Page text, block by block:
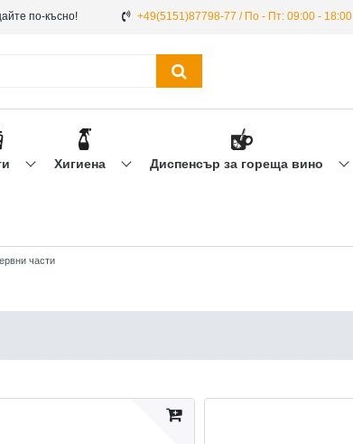
по-късно! +49(5151)87798-77 / По - Пт: 09:00 - 18:00
Хигиена Диспенсър за гореща вино
части